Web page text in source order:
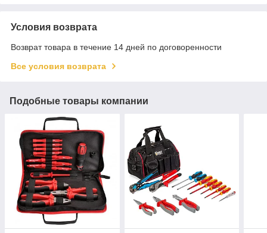
Условия возврата
Возврат товара в течение 14 дней по договоренности
Все условия возврата
Подобные товары компании